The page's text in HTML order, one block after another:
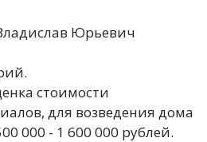
Юрьевич
стоимости
для возведения дома
000 - 1 600 000 рублей.